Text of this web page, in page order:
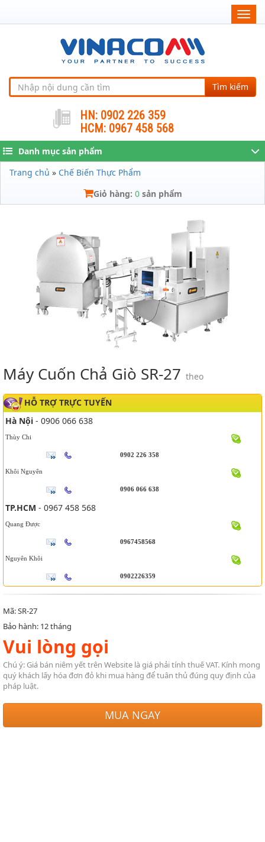
Tìm kiếm
HN: 0902 226 359
HCM: 0967 458 568
Danh mục sản phẩm
Trang chủ » Chế Biến Thực Phẩm
Giỏ hàng: 0sản phẩm
Máy Cuốn Chả Giò SR-27 theo
HỖ TRỢ TRỰC TUYẾN
Hà Nội - 0906 066 638
Thùy Chi
0902 226 358
Khôi Nguyên
0906 066 638
TP.HCM - 0967 458 568
Quang Được
0967458568
Nguyên Khôi
0902226359
Mã: SR-27
Bảo hành: 12 tháng
Vui lòng gọi
Chú ý: Giá bán niêm yết trên Website là giá phải tính thuế VAT. Kính mong
quý khách lấy hóa đơn đỏ khi mua hàng để tuân thủ đúng quy định của
pháp luật.
MUA NGAY